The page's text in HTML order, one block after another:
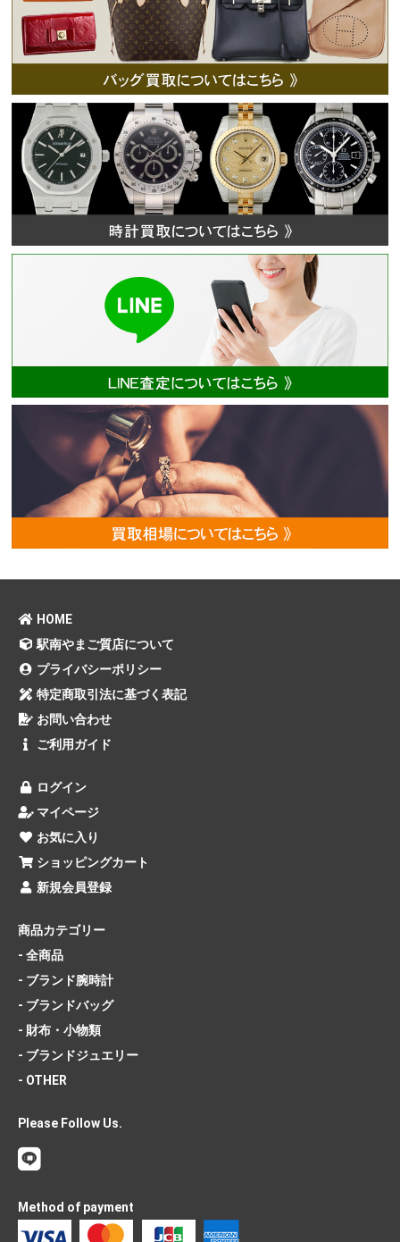
HOME
駅南やまご質店について
プライバシーポリシー
特定商取引法に基づく表記
お問い合わせ
ご利用ガイド
ログイン
マイページ
お気に入り
ショッピングカート
新規会員登録
商品カテゴリー
- 全商品
- ブランド腕時計
- ブランドバッグ
- 財布・小物類
- ブランドジュエリー
- OTHER
Please Follow Us.
Method of payment